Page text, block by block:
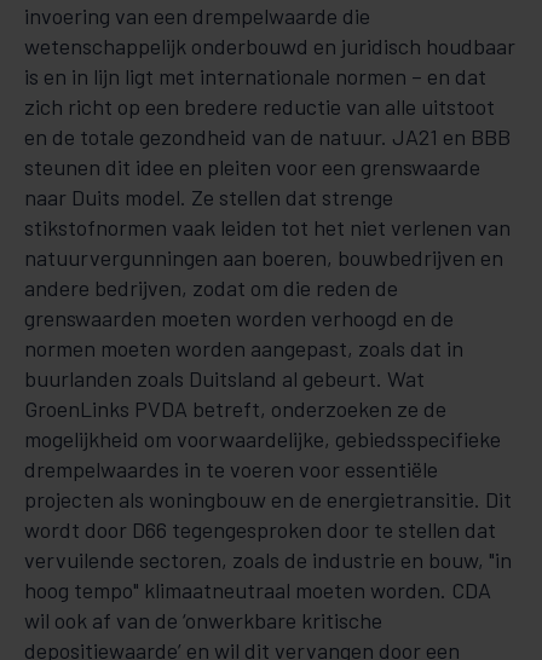
invoering van een drempelwaarde die
wetenschappelijk onderbouwd en juridisch houdbaar
is en in lijn ligt met internationale normen – en dat
zich richt op een bredere reductie van alle uitstoot
en de totale gezondheid van de natuur. JA21 en BBB
steunen dit idee en pleiten voor een grenswaarde
naar Duits model. Ze stellen dat strenge
stikstofnormen vaak leiden tot het niet verlenen van
natuurvergunningen aan boeren, bouwbedrijven en
andere bedrijven, zodat om die reden de
grenswaarden moeten worden verhoogd en de
normen moeten worden aangepast, zoals dat in
buurlanden zoals Duitsland al gebeurt. Wat
GroenLinks PVDA betreft, onderzoeken ze de
mogelijkheid om voorwaardelijke, gebiedsspecifieke
drempelwaardes in te voeren voor essentiële
projecten als woningbouw en de energietransitie. Dit
wordt door D66 tegengesproken door te stellen dat
vervuilende sectoren, zoals de industrie en bouw, "in
hoog tempo" klimaatneutraal moeten worden. CDA
wil ook af van de ‘onwerkbare kritische
depositiewaarde’ en wil dit vervangen door een